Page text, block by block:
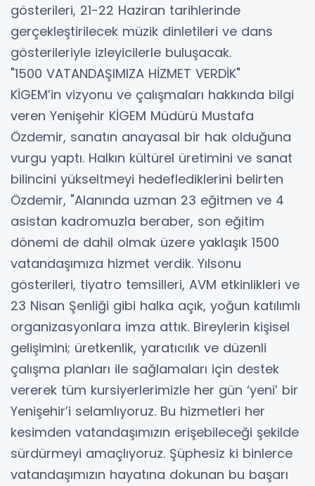
gösterileri, 21-22 Haziran tarihlerinde
gerçekleştirilecek müzik dinletileri ve dans
gösterileriyle izleyicilerle buluşacak.
"1500 VATANDAŞIMIZA HİZMET VERDİK"
KİGEM’in vizyonu ve çalışmaları hakkında bilgi
veren Yenişehir KİGEM Müdürü Mustafa
Özdemir, sanatın anayasal bir hak olduğuna
vurgu yaptı. Halkın kültürel üretimini ve sanat
bilincini yükseltmeyi hedeflediklerini belirten
Özdemir, "Alanında uzman 23 eğitmen ve 4
asistan kadromuzla beraber, son eğitim
dönemi de dahil olmak üzere yaklaşık 1500
vatandaşımıza hizmet verdik. Yılsonu
gösterileri, tiyatro temsilleri, AVM etkinlikleri ve
23 Nisan Şenliği gibi halka açık, yoğun katılımlı
organizasyonlara imza attık. Bireylerin kişisel
gelişimini; üretkenlik, yaratıcılık ve düzenli
çalışma planları ile sağlamaları için destek
vererek tüm kursiyerlerimizle her gün ‘yeni’ bir
Yenişehir’i selamlıyoruz. Bu hizmetleri her
kesimden vatandaşımızın erişebileceği şekilde
sürdürmeyi amaçlıyoruz. Şüphesiz ki binlerce
vatandaşımızın hayatına dokunan bu başarı